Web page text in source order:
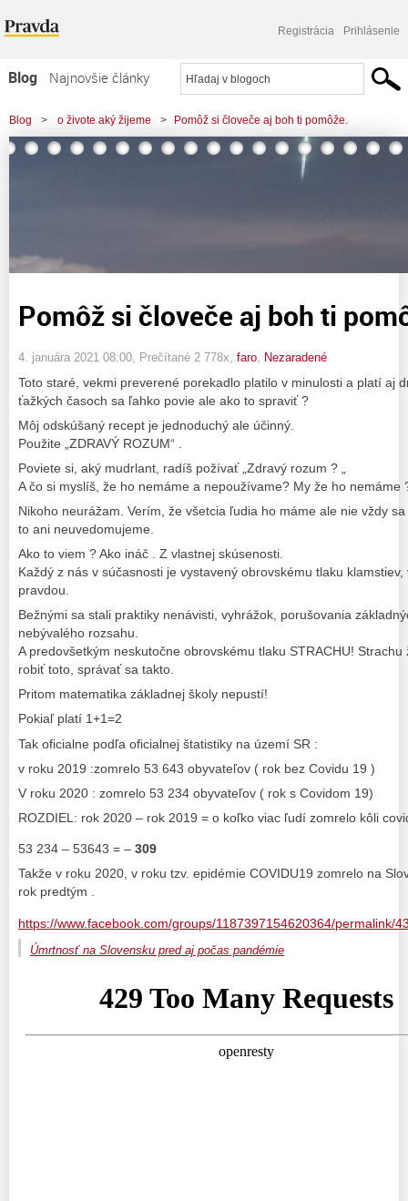
Registrácia Prihlásenie
Blog
Najnovšie články
Najčítanejšie články
Najkomentovanejšie články
Blog > o živote aký žijeme > Pomôž si človeče aj boh ti pomôže.
Pomôž si človeče aj boh ti
4. januára 2021 08:00 , Prečítané 2 778x, faro Nezaradené
Toto staré, vekmi preverené porekadlo platilo v minulosti a platí aj
ťažkých časoch sa ľahko povie ale ako to spraviť ?
Môj odskúšaný recept je jednoduchý ale účinný.
Použite „ZDRAVÝ ROZUM“ .
Poviete si, aký mudrlant, radíš požívať „Zdravý rozum ? „
A čo si myslíš, že ho nemáme a nepoužívame? My že ho nemáme
Nikoho neurážam. Verím, že všetcia ľudia ho máme ale nie vždy
to ani neuvedomujeme.
Ako to viem ? Ako ináč . Z vlastnej skúsenosti.
Každý z nás v súčasnosti je vystavený obrovskému tlaku
pravdou.
Bežnými sa stali praktiky nenávisti, vyhrážok, porušovania
nebývalého rozsahu.
A predovšetkým neskutočne obrovskému tlaku STRACHU!
robiť toto, správať sa takto.
Pritom matematika základnej školy nepustí!
Pokiaľ platí 1+1=2
Tak oficialne podľa oficialnej štatistiky na území SR :
v roku 2019 :zomrelo 53 643 obyvateľov ( rok bez Covidu 19 )
V roku 2020 : zomrelo 53 234 obyvateľov ( rok s Covidom 19)
ROZDIEL: rok 2020 – rok 2019 = o koľko viac ľudí zomrelo kôli
53 234 – 53643 = – 309
Takže v roku 2020, v roku tzv. epidémie COVIDU19 zomrelo na
rok predtým .
https://www.facebook.com/groups/1187397154620364/permalink/
Úmrtnosť na Slovensku pred aj počas pandémie